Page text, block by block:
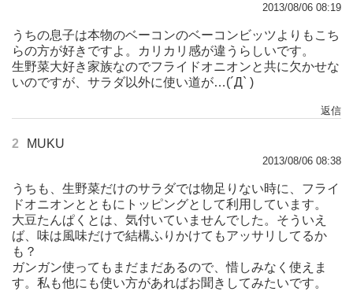
2013/08/06 08:19
うちの息子は本物のベーコンのベーコンビッツよりもこち
らの方が好きですよ。カリカリ感が違うらしいです。
生野菜大好き家族なのでフライドオニオンと共に欠かせな
いのですが、サラダ以外に使い道が…(´Д` )
返信
2 MUKU
2013/08/06 08:38
うちも、生野菜だけのサラダでは物足りない時に、フライ
ドオニオンとともにトッピングとして利用しています。
大豆たんぱくとは、気付いていませんでした。そういえ
ば、味は風味だけで結構ふりかけてもアッサリしてるか
も？
ガンガン使ってもまだまだあるので、惜しみなく使えま
す。私も他にも使い方があればお聞きしてみたいです。